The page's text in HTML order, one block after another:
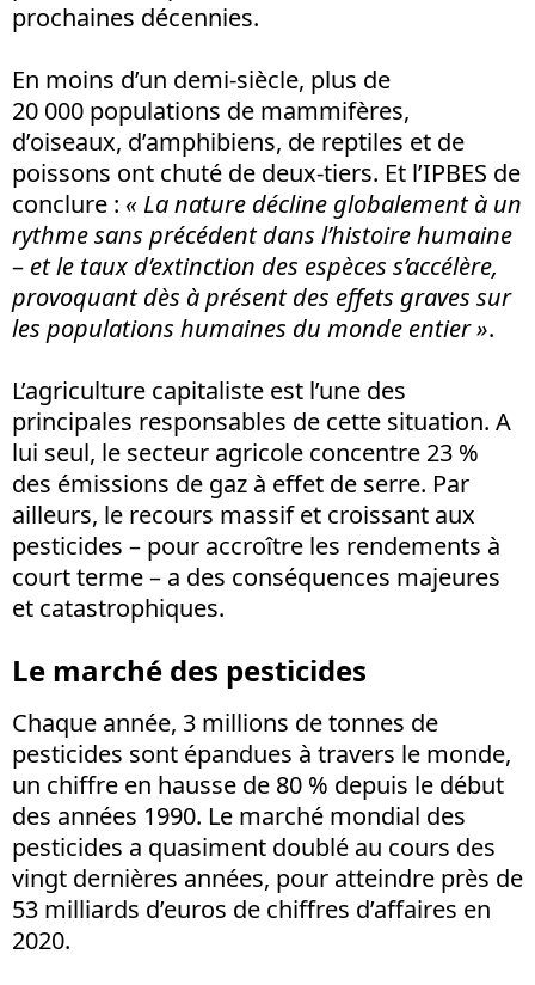
prochaines décennies.
En moins d’un demi-siècle, plus de
20 000 populations de mammifères,
d’oiseaux, d’amphibiens, de reptiles et de
poissons ont chuté de deux-tiers. Et l’IPBES de
conclure : « La nature décline globalement à un
rythme sans précédent dans l’histoire humaine
– et le taux d’extinction des espèces s’accélère,
provoquant dès à présent des effets graves sur
les populations humaines du monde entier».
L’agriculture capitaliste est l’une des
principales responsables de cette situation. A
lui seul, le secteur agricole concentre 23 %
des émissions de gaz à effet de serre. Par
ailleurs, le recours massif et croissant aux
pesticides – pour accroître les rendements à
court terme – a des conséquences majeures
et catastrophiques.
Le marché des pesticides
Chaque année, 3 millions de tonnes de
pesticides sont épandues à travers le monde,
un chiffre en hausse de 80 % depuis le début
des années 1990. Le marché mondial des
pesticides a quasiment doublé au cours des
vingt dernières années, pour atteindre près de
53 milliards d’euros de chiffres d’affaires en
2020.